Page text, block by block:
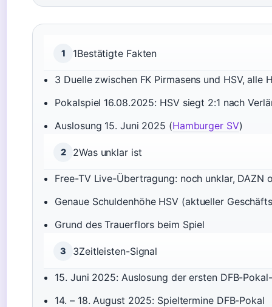
1 1Bestätigte Fakten
3 Duelle zwischen FK Pirmasens und HSV, alle
Pokalspiel 16.08.2025: HSV siegt 2:1 nach
Auslosung 15. Juni 2025 (Hamburger SV)
2 2Was unklar ist
Free-TV Live-Übertragung: noch unklar, DAZN
Genaue Schuldenhöhe HSV (aktueller
Grund des Trauerflors beim Spiel
3 3Zeitleisten-Signal
15. Juni 2025: Auslosung der ersten DFB-
14. – 18. August 2025: Spieltermine DFB-Pokal